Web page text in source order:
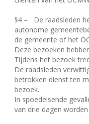
§4 –
De raadsleden
autonome
de gemeente of het
Deze bezoeken
Tijdens het bezoek
De raadsleden
betrokken dienst ten
bezoek.
In spoedeisende
van drie dagen